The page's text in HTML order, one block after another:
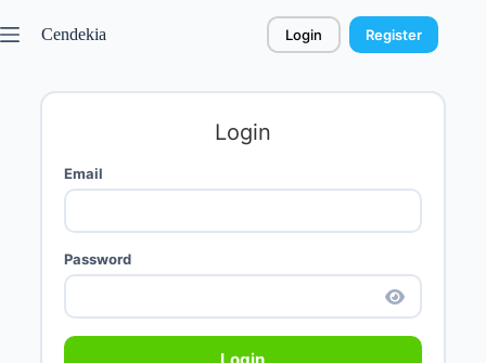
Cendekia Login Register
Login
Email
Password